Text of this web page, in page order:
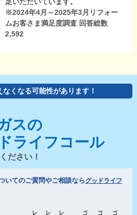
足いただいています。
※2024年4月～2025年3月リフォー
ムお客さま満足度調査 回答総数
2,592
くなる可能性があります！
スの
ライフコール
ださい！
いてのご質問やご相談ならグッドライフ